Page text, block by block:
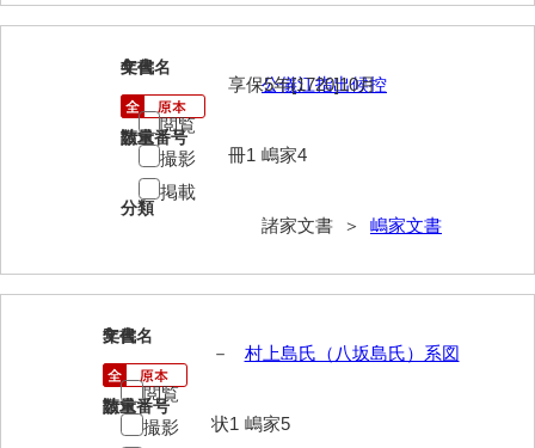
大中家文書
大中家文書（神奈川県）
大野毛利家文書
大村益次郎文書
大本氏収集文書
岡家文書（福栄村）
岡田家文書（徳地町）
岡田家文書（萩市）
岡田学収集史料
4
文書名
公儀江指出候控
請求番号
嶋家4
分類
諸家文書 ＞ 嶋家文書
年代
享保5年[1720]10月
数量
冊1
閲覧
撮影
掲載
5
文書名
村上島氏（八坂島氏）系図
請求番号
嶋家5
年代
－
数量
状1
閲覧
撮影